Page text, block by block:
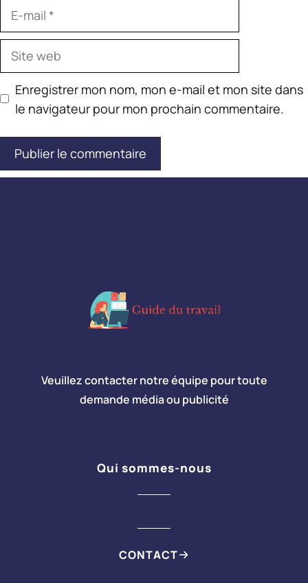
Site
Enregistrer mon nom, mon e-mail et mon site dans
le navigateur pour mon prochain commentaire.
Veuillez contacter notre équipe pour toute
demande média ou publicité
Qui sommes-nous
CONTACT